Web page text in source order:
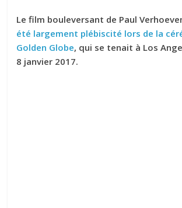
Le film bouleversant de Paul
été largement plébiscité lors de la
Golden Globe, qui se tenait à Los
8 janvier 2017.